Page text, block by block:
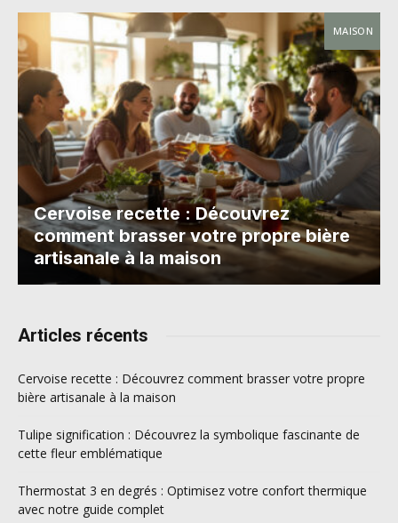
MAISON
Cervoise recette : Découvrez
comment brasser votre propre bière
artisanale à la maison
Articles récents
Cervoise recette : Découvrez comment brasser votre propre
bière artisanale à la maison
Tulipe signification : Découvrez la symbolique fascinante de
cette fleur emblématique
Thermostat 3 en degrés : Optimisez votre confort thermique
avec notre guide complet